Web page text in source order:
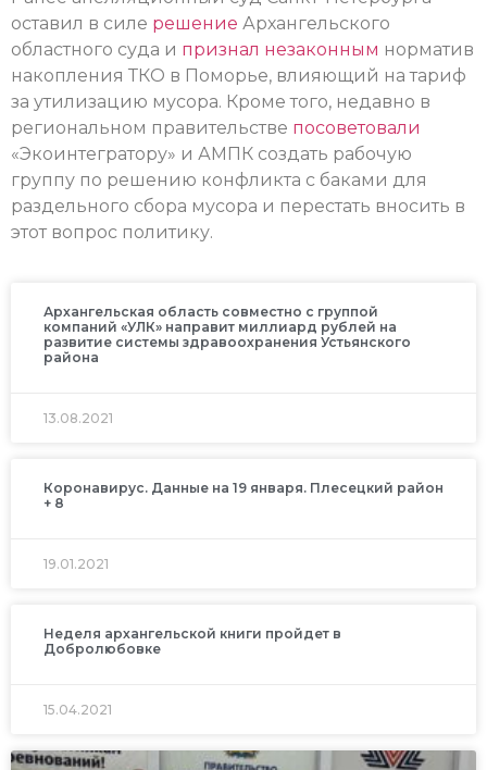
оставил в силе решение Архангельского
областного суда и признал незаконным норматив
накопления ТКО в Поморье, влияющий на тариф
за утилизацию мусора. Кроме того, недавно в
региональном правительстве посоветовали
«Экоинтегратору» и АМПК создать рабочую
группу по решению конфликта с баками для
раздельного сбора мусора и перестать вносить в
этот вопрос политику.
Архангельская область совместно с группой
компаний «УЛК» направит миллиард рублей на
развитие системы здравоохранения Устьянского
района
13.08.2021
Коронавирус. Данные на 19 января. Плесецкий район
+ 8
19.01.2021
Неделя архангельской книги пройдет в
Добролюбовке
15.04.2021